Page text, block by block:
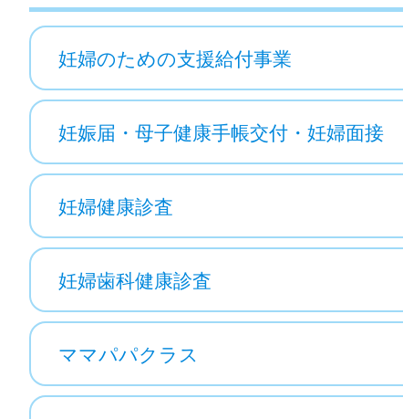
妊婦のための支援給付事業
妊娠届・母子健康手帳交付・妊婦面接
妊婦健康診査
妊婦歯科健康診査
ママパパクラス